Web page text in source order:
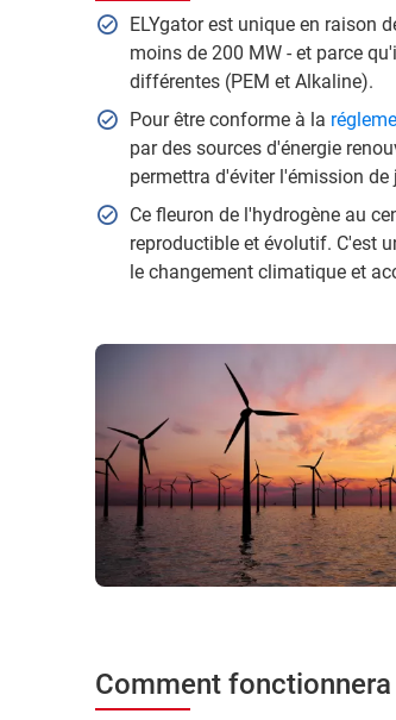
ELYgator est unique en raison
moins de 200 MW - et parce
différentes (PEM et Alkaline).
Pour être conforme à la
par des sources d'énergie
permettra d'éviter l'émission
Ce fleuron de l'hydrogène au
reproductible et évolutif. C'est
le changement climatique et
Comment